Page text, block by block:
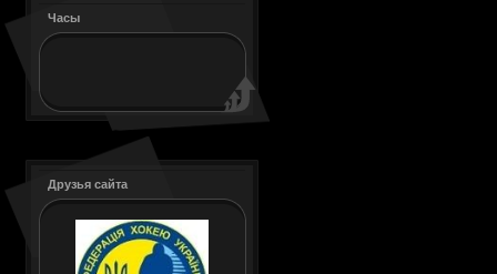
Часы
Друзья сайта